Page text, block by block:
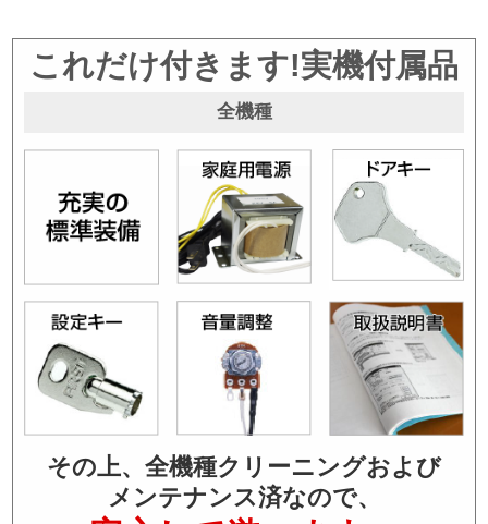
これだけ付きます!実機付属品
全機種
その上、全機種クリーニングおよび
メンテナンス済なので、